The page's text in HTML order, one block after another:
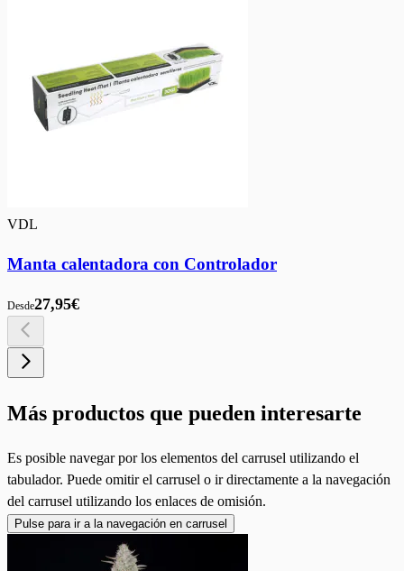
VDL
Manta calentadora con Controlador
Desde27,95€
Más productos que pueden interesarte
Es posible navegar por los elementos del carrusel utilizando el
tabulador. Puede omitir el carrusel o ir directamente a la navegación
del carrusel utilizando los enlaces de omisión.
Pulse para ir a la navegación en carrusel